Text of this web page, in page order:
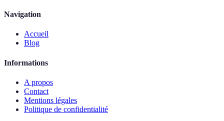
Navigation
Accueil
Blog
Informations
A propos
Contact
Mentions légales
Politique de confidentialité